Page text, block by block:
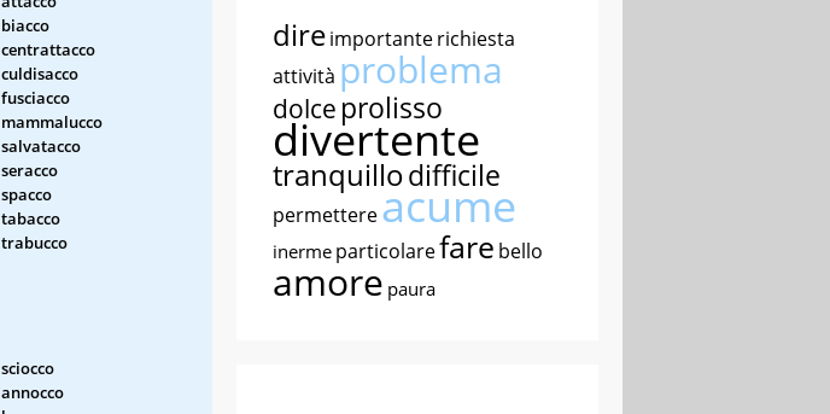
biacco
centrattacco
culdisacco
fusciacco
mammalucco
salvatacco
seracco
spacco
tabacco
trabucco
sciocco
annocco
direimportanterichiesta
attività problema
dolce prolisso
divertente
tranquillodifficile
permettereacume
inerme particolarefare bello
amore paura